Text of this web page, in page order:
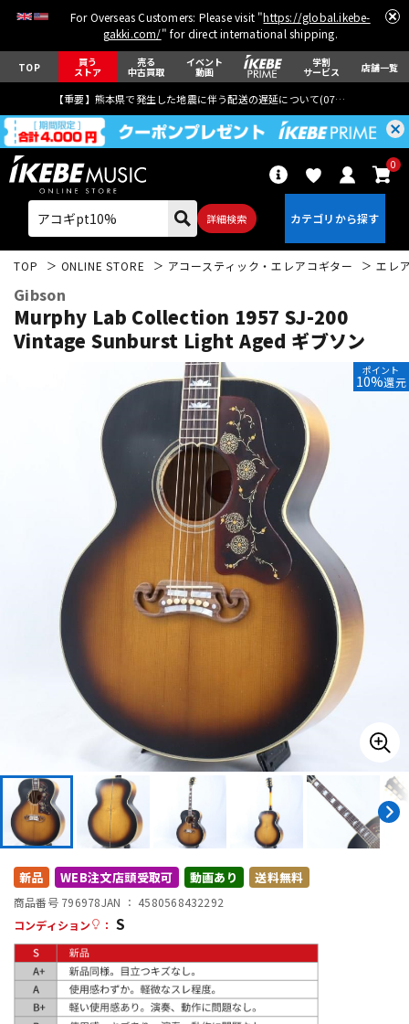
For Overseas Customers: Please visit "https://global.ikebe-
gakki.com/" for direct international shipping.
TOP 買う
ストア
売る
中古買取
イベント
動画
学割
サービス 店舗一覧
【重要】熊本県で発生した地震に伴う配送の遅延について(07月29日
詳細検索
0
ベース ウクレレ
パーカッション
キーボード 電子ピアノ
アンプ エフェクター
DTM
DTM オンライン納品 レコーディング機器
配信/ライブ機器
中古 ヴィンテージ
TOP ONLINE STORE アコースティック・エレアコギター エレ
Gibson
Murphy Lab Collection 1957 SJ-200
Vintage Sunburst Light Aged ギブソン
ポイント
10%還元
新品 WEB注文店頭受取可 動画あり 送料無料
商品番号 796978JAN ： 4580568432292
コンディション
： S